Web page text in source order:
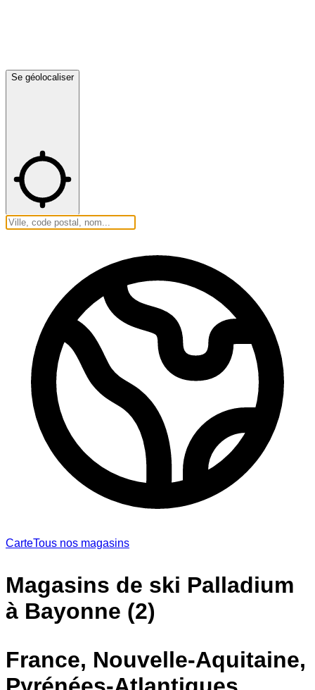
Se géolocaliser
CarteTous nos magasins
Magasins de ski Palladium
à Bayonne (2)
France, Nouvelle-Aquitaine,